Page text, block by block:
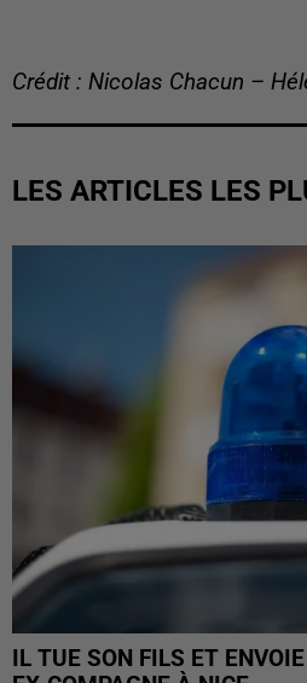
Crédit : Nicolas Chacun –
LES ARTICLES LES
IL TUE SON FILS ET